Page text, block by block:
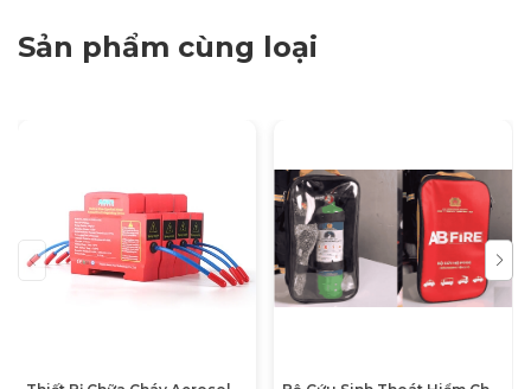
Bền bỉ: Vỏ bình làm từ nhựa
2. Thông Số Kỹ Thuật Chi Tiết
Dưới đây là bảng thông số kỹ thuật chính xác theo
Sản phẩm cùng loại